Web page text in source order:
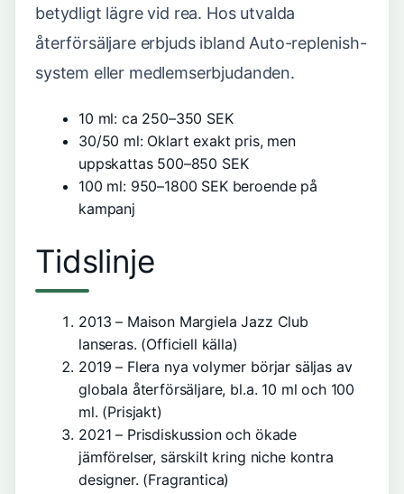
betydligt lägre vid rea. Hos utvalda
återförsäljare erbjuds ibland Auto-replenish-
system eller medlemserbjudanden.
10 ml: ca 250–350 SEK
30/50 ml: Oklart exakt pris, men
uppskattas 500–850 SEK
100 ml: 950–1800 SEK beroende på
kampanj
Tidslinje
2013 – Maison Margiela Jazz Club
lanseras. (Officiell källa)
2019 – Flera nya volymer börjar säljas av
globala återförsäljare, bl.a. 10 ml och 100
ml. (Prisjakt)
2021 – Prisdiskussion och ökade
jämförelser, särskilt kring niche kontra
designer. (Fragrantica)